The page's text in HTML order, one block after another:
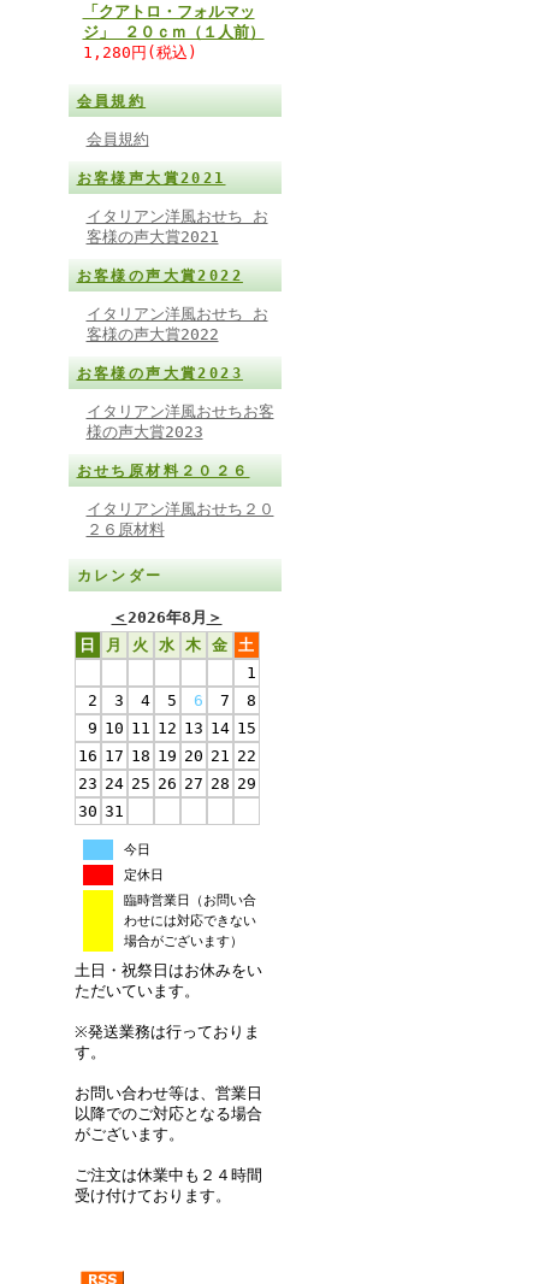
「クアトロ・フォルマッ
ジ」 ２０ｃｍ（１人前）
1,280円(税込)
会員規約
会員規約
お客様声大賞2021
イタリアン洋風おせち お
客様の声大賞2021
お客様の声大賞2022
イタリアン洋風おせち お
客様の声大賞2022
お客様の声大賞2023
イタリアン洋風おせちお客
様の声大賞2023
おせち原材料２０２６
イタリアン洋風おせち２０
２６原材料
カレンダー
＜2026年8月 ＞
日
月 火 水 木 金 土
1
2
3 4 5 6 7
8
9 10 11 12 13 14 15
16 17 18 19 20 21 22
23 24 25 26 27 28 29
30 31
今日
定休日
臨時営業日（お問い合
わせには対応できない
場合がございます）
土日・祝祭日はお休みをい
ただいています。
※発送業務は行っておりま
す。
お問い合わせ等は、営業日
以降でのご対応となる場合
がございます。
ご注文は休業中も２４時間
受け付けております。